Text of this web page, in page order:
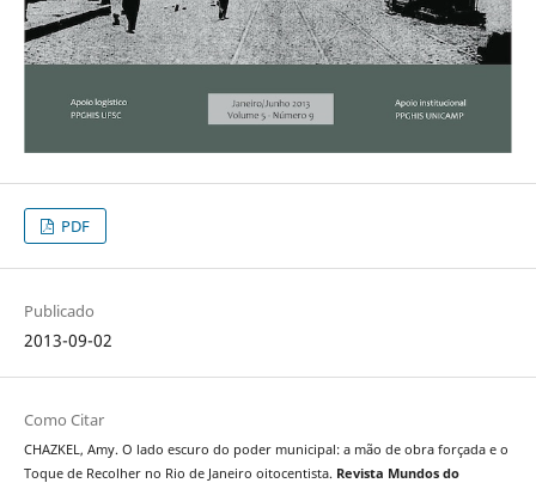
PDF
Publicado
2013-09-02
Como Citar
CHAZKEL, Amy. O lado escuro do poder municipal: a mão de obra forçada e o
Toque de Recolher no Rio de Janeiro oitocentista. Revista Mundos do